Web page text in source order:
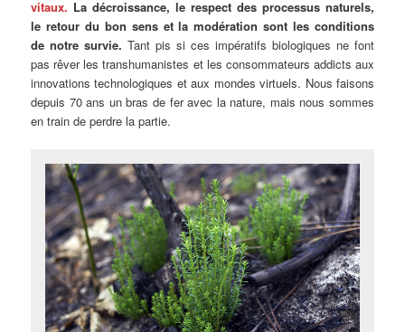
vitaux. La décroissance, le respect des processus naturels,
le retour du bon sens et la modération sont les conditions
de notre survie.Tant pis si ces impératifs biologiques ne font
pas rêver les transhumanistes et les consommateurs addicts aux
innovations technologiques et aux mondes virtuels. Nous faisons
depuis 70 ans un bras de fer avec la nature, mais nous sommes
en train de perdre la partie.